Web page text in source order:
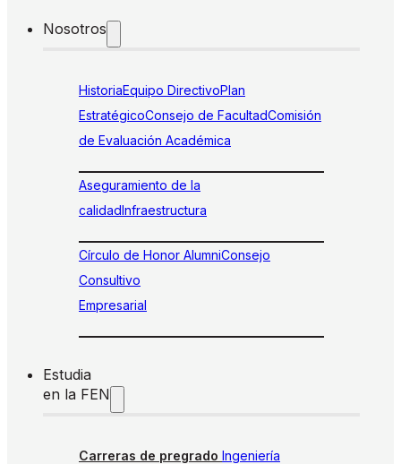
Nosotros
HistoriaEquipo DirectivoPlan
EstratégicoConsejo de FacultadComisión
de Evaluación Académica
Aseguramiento de la
calidadInfraestructura
Círculo de Honor AlumniConsejo
Consultivo
Empresarial
Estudia
en la FEN
Carreras de pregrado Ingeniería